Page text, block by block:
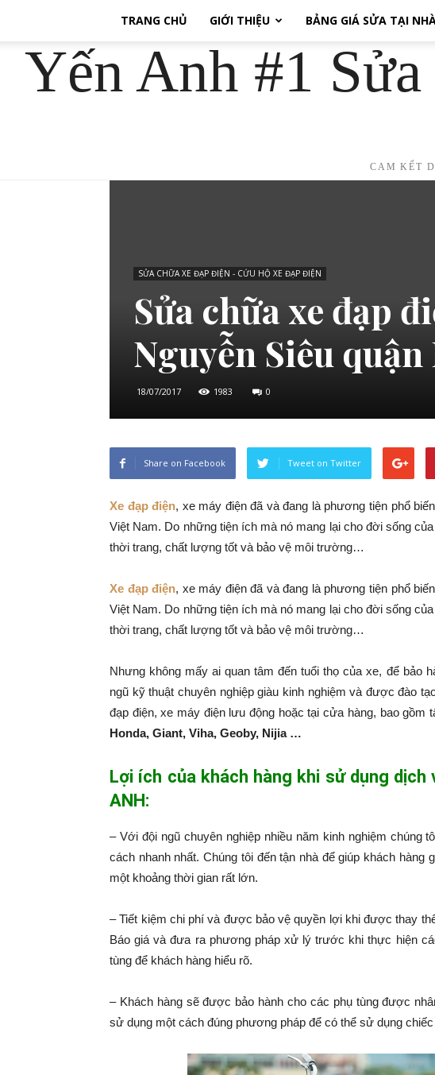
TRANG CHỦ GIỚI THIỆU BẢNG GIÁ SỬA TẠI
Yến Anh #1
CAM KẾT
SỬA CHỮA XE ĐẠP ĐIỆN - CỨU HỘ XE ĐẠP ĐIỆN
Sửa chữa xe đạp
Nguyễn Siêu
18/07/2017 1983 0
Share on Facebook Tweet on Twitter
Xe đạp điện, xe máy điện đã và đang là phương tiện phổ
Việt Nam. Do những tiện ích mà nó mang lại cho đời sống
thời trang, chất lượng tốt và bảo vệ môi trường…
Xe đạp điện, xe máy điện đã và đang là phương tiện phổ
Việt Nam. Do những tiện ích mà nó mang lại cho đời sống
thời trang, chất lượng tốt và bảo vệ môi trường…
Nhưng không mấy ai quan tâm đến tuổi thọ của xe, để bảo
ngũ kỹ thuật chuyên nghiệp giàu kinh nghiệm và được đào
đạp điện, xe máy điện lưu động hoặc tại cửa hàng, bao gồm
Honda, Giant, Viha, Geoby, Nijia …
Lợi ích của khách hàng khi sử dụng dịch
ANH:
– Với đội ngũ chuyên nghiệp nhiều năm kinh nghiệm chúng
cách nhanh nhất. Chúng tôi đến tận nhà để giúp khách
một khoảng thời gian rất lớn.
– Tiết kiệm chi phí và được bảo vệ quyền lợi khi được thay
Báo giá và đưa ra phương pháp xử lý trước khi thực hiện
tùng để khách hàng hiểu rõ.
– Khách hàng sẽ được bảo hành cho các phụ tùng được
sử dụng một cách đúng phương pháp để có thể sử dụng